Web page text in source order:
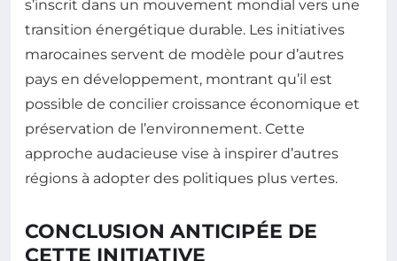
s’inscrit dans un mouvement mondial vers une
transition énergétique durable. Les initiatives
marocaines servent de modèle pour d’autres
pays en développement, montrant qu’il est
possible de concilier croissance économique et
préservation de l’environnement. Cette
approche audacieuse vise à inspirer d’autres
régions à adopter des politiques plus vertes.
CONCLUSION ANTICIPÉE DE
CETTE INITIATIVE